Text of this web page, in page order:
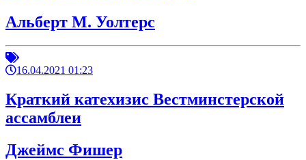
Альберт М. Уолтерс
16.04.2021 01:23
Краткий катехизис Вестминстерской
ассамблеи
Джеймс Фишер